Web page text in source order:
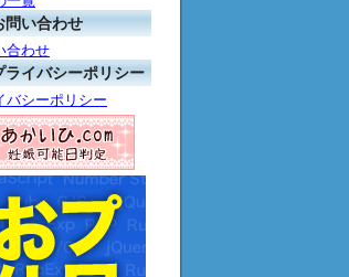
問い合わせ
合わせ
ライバシーポリシー
バシーポリシー